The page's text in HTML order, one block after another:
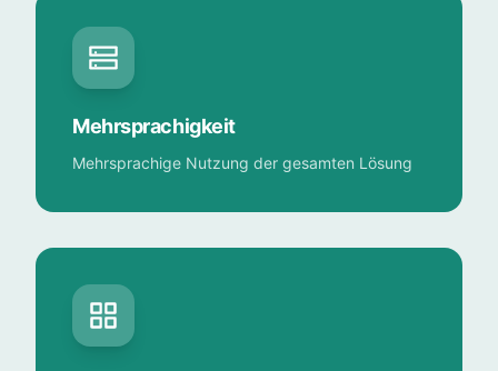
Mehrsprachigkeit
Mehrsprachige Nutzung der gesamten Lösung